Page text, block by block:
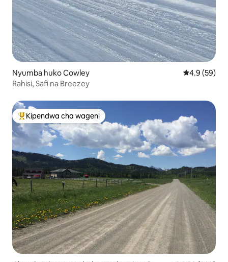
Nyumba huko Cowley Ukadiriaji
4.9 (59)
Rahisi, Safi na Breezey
Kipendwa maarufu cha wageni
Kipendwa cha wageni